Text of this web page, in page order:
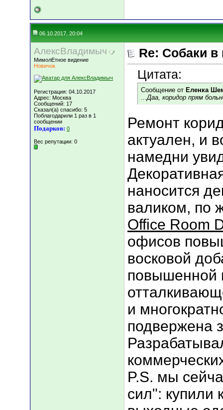
06.10.2017, 20:04
АлексВладимыч
МимолЕтное видение
Новичок
Регистрация: 04.10.2017
Адрес: Москва
Сообщений: 17
Сказал(а) спасибо: 5
Поблагодарили 1 раз в 1
сообщении
Подарков: 0
Вес репутации: 0
Re: Собаки в
Цитата:
Сообщение от Еленка
...Даа, коридор прям
Ремонт
актуален, и
намедни
наносится
валиком, по
Office Room
офисов
восковой
повышенной
и
подвержена
P.S. мы
сил": купили